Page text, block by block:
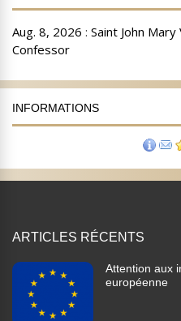
INFORMATIONS
ARTICLES RÉCENTS
Attention aux
européenne